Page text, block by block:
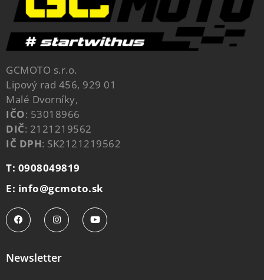
GCMOTO s.r.o.
Lipový rad 456, 929 01
Malé Dvorníky,
IČO: 53018966
DIČ: 2121219562
IČ DPH: SK2121219562
T: 0908049819
E: info@gcmoto.sk
Newsletter